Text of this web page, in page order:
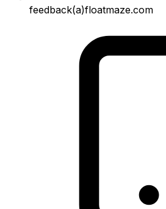
feedback(a)floatmaze.com